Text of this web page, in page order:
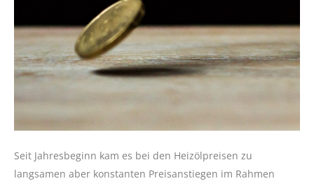
Seit Jahresbeginn kam es bei den Heizölpreisen zu
langsamen aber konstanten Preisanstiegen im Rahmen